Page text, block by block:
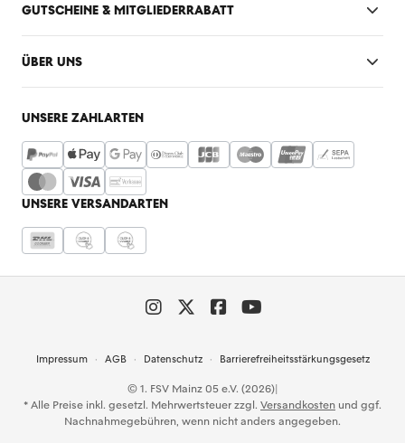
GUTSCHEINE & MITGLIEDERRABATT
ÜBER UNS
UNSERE ZAHLARTEN
UNSERE VERSANDARTEN
Impressum AGB Datenschutz Barrierefreiheitsstärkungsgesetz
© 1. FSV Mainz 05 e.V. (2026)|
* Alle Preise inkl. gesetzl. Mehrwertsteuer zzgl. Versandkosten und ggf.
Nachnahmegebühren, wenn nicht anders angegeben.